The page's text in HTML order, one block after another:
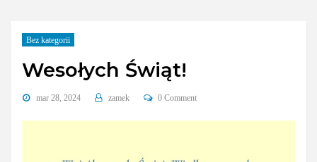
Bez kategorii
Wesołych Świąt!
mar 28, 2024 zamek 0 Comment